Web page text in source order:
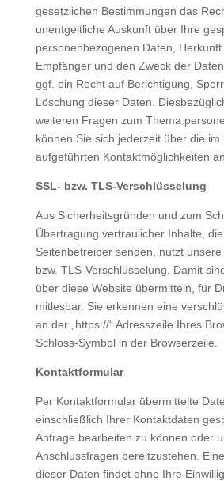
gesetzlichen Bestimmungen das
unentgeltliche Auskunft über Ihre
personenbezogenen Daten,
Empfänger und den Zweck der
ggf. ein Recht auf Berichtigung,
Löschung dieser Daten.
weiteren Fragen zum Thema
können Sie sich jederzeit über die im
aufgeführten Kontaktmöglichkeiten
SSL- bzw. TLS-Verschlüsselung
Aus Sicherheitsgründen und zum
Übertragung vertraulicher Inhalte,
Seitenbetreiber senden, nutzt
bzw. TLS-Verschlüsselung. Damit
über diese Website übermitteln, für
mitlesbar. Sie erkennen eine
an der „https://“ Adresszeile Ihres
Schloss-Symbol in der Browserzeile.
Kontaktformular
Per Kontaktformular übermittelte
einschließlich Ihrer Kontaktdaten
Anfrage bearbeiten zu können oder
Anschlussfragen bereitzustehen.
dieser Daten findet ohne Ihre